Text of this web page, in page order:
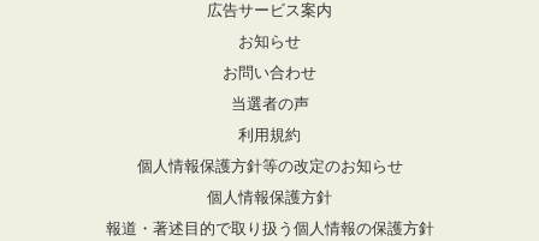
広告サービス案内
お知らせ
お問い合わせ
当選者の声
利用規約
個人情報保護方針等の改定のお知らせ
個人情報保護方針
報道・著述目的で取り扱う個人情報の保護方針